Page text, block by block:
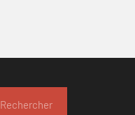
Rechercher